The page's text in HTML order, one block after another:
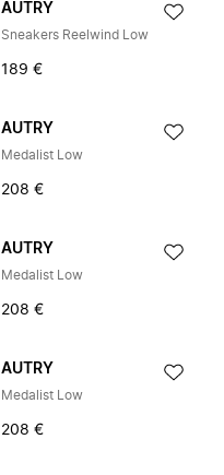
AUTRY
Sneakers Reelwind Low
189 €
AUTRY
Medalist Low
208 €
AUTRY
Medalist Low
208 €
AUTRY
Medalist Low
208 €